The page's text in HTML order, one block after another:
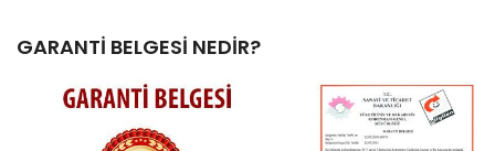
GARANTI BELGESI NEDIR?